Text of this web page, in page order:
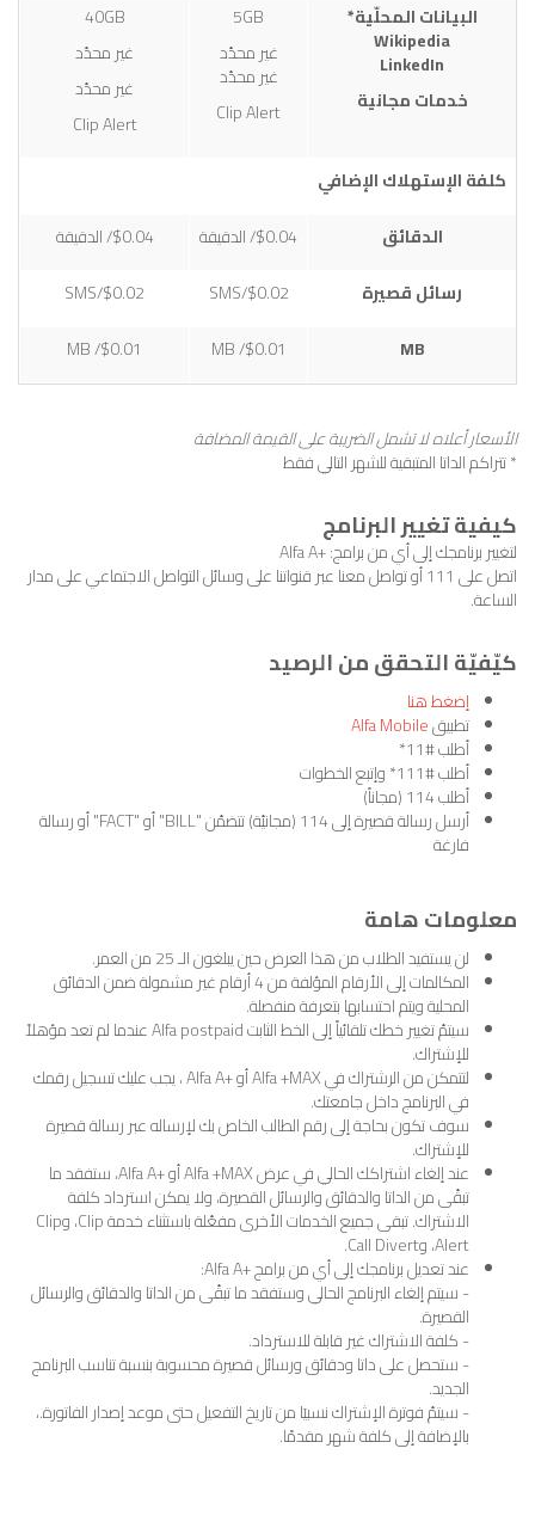
البيانات المحلّية*
Wikipedia
LinkedIn
خدمات مجانية
5GB
غير محدّد
غير محدّد
Clip Alert
40GB
غير محدّد
غير محدّد
Clip Alert
كلفة الإستهلاك الإضافي
الدقائق
$0.04/ الدقيقة
$0.04/ الدقيقة
رسائل قصيرة
$0.02/SMS
$0.02/SMS
MB
$0.01/ MB
$0.01/ MB
الأسعار أعلاه لا تشمل الضريبة على القيمة المضافة
* تتراكم الداتا المتبقية للشهر التالي فقط
كيفية تغيير البرنامج
لتغيير برنامجك إلى أي من برامج: +Alfa A
اتصل على 111 أو تواصل معنا عبر قنواتنا على وسائل التواصل الاجتماعي على مدار
الساعة.
كيّفيّة التحقق من الرصيد
إضغط هنا
تطبيقAlfa Mobile
أطلب #11*
أطلب #111* وإتبع الخطوات
أطلب 114 (مجاناً)
أرسل رسالة قصيرة إلى 114 (مجانيّة) تتضمّن "BILL" أو "FACT" أو رسالة
فارغة
معلومات هامة
لن يستفيد الطلاب من هذا العرض حين يبلغون الـ 25 من العمر.
المكالمات إلى الأرقام المؤلفة من 4 أرقام غير مشمولة ضمن الدقائق
المحلية ويتم احتسابها بتعرفة منفصلة.
سيتمّ تغيير خطك تلقائياً إلى الخط الثابت Alfa postpaid عندما لم تعد مؤهلاً
للإشتراك.
لتتمكن من الرشتراك في Alfa +MAX أو +Alfa A ، يجب عليك تسجيل رقمك
في البرنامج داخل جامعتك.
سوف تكون بحاجة إلى رقم الطالب الخاص بك لإرساله عبر رسالة قصيرة
للإشتراك.
عند إلغاء اشتراكك الحالي في عرض Alfa +MAX أو +Alfa A، ستفقد ما
تبقّى من الداتا والدقائق والرسائل القصيرة، ولا يمكن استرداد كلفة
الاشتراك. تبقى جميع الخدمات الأخرى مفعّلة باستثناء خدمة Clip، وClip
Alert، وCall Divert.
عند تعديل برنامجك إلى أي من برامج +Alfa A:
- سيتم إلغاء البرنامج الحالي وستفقد ما تبقّى من الداتا والدقائق والرسائل
القصيرة.
- كلفة الاشتراك غير قابلة للاسترداد.
- ستحصل على داتا ودقائق ورسائل قصيرة محسوبة بنسبة تناسب البرنامج
الجديد.
- سيتمّ فوترة الإشتراك نسبيَا من تاريخ التفعيل حتى موعد إصدار الفاتورة.،
بالإضافة إلى كلفة شهر مقدمًا.